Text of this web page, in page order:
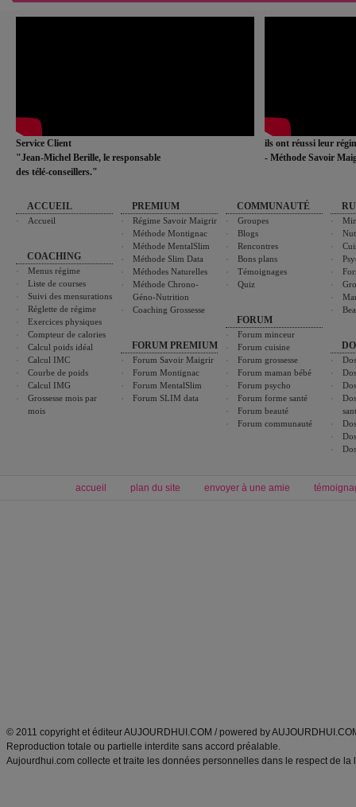
Service Client
"Jean-Michel Berille, le responsable
des télé-conseillers."
ils ont réussi leur
- Méthode Savoir
ACCUEIL
Accueil
COACHING
Menus régime
Liste de courses
Suivi des mensurations
Réglette de régime
Exercices physiques
Compteur de calories
Calcul poids idéal
Calcul IMC
Courbe de poids
Calcul IMG
Grossesse mois par
mois
PREMIUM
Régime Savoir Maigrir
Méthode Montignac
Méthode MentalSlim
Méthode Slim Data
Méthodes Naturelles
Méthode Chrono-
Géno-Nutrition
Coaching Grossesse
FORUM PREMIUM
Forum Savoir Maigrir
Forum Montignac
Forum MentalSlim
Forum SLIM data
COMMUNAUTÉ
Groupes
Blogs
Rencontres
Bons plans
Témoignages
Quiz
FORUM
Forum minceur
Forum cuisine
Forum grossesse
Forum maman bébé
Forum psycho
Forum forme santé
Forum beauté
Forum communauté
accueil plan du site envoyer à une amie
© 2011 copyright et éditeur AUJOURDHUI.COM / powered by
Reproduction totale ou partielle interdite sans accord préalable.
Aujourdhui.com collecte et traite les données personnelles dans le respect de